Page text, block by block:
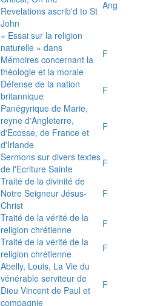
Revelations ascrib'd to St
John
Ang
« Essai sur la religion
naturelle » dans
Mémoires concernant la
théologie et la morale
F
Défense de la nation
britannique
F
Panégyrique de Marie,
reyne d'Angleterre,
d'Ecosse, de France et
d'Irlande
F
Sermons sur divers textes
de l'Ecriture Sainte
F
Traité de la divinité de
Notre Seigneur Jésus-
Christ
F
Traité de la vérité de la
religion chrétienne
F
Traité de la vérité de la
religion chrétienne
F
Abelly, Louis, La Vie du
vénérable serviteur de
Dieu Vincent de Paul et
compagnie
F